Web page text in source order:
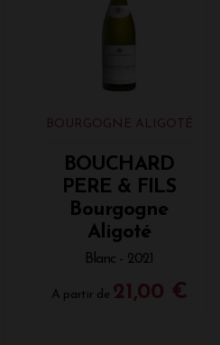
BOURGOGNE ALIGOTÉ
BOUCHARD
PERE & FILS
Bourgogne
Aligoté
Blanc - 2021
A partir de 21,00 €